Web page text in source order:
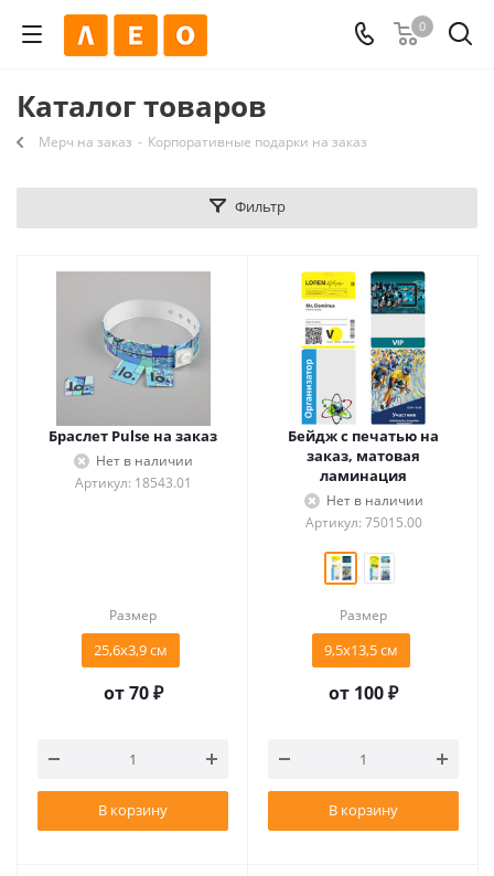
0
Каталог товаров
Мерч на заказ - Корпоративные подарки на заказ
Фильтр
Браслет Pulse на заказ
Нет в наличии
Артикул: 18543.01
Размер
25,6х3,9 см
от70 ₽
В корзину
Бейдж с печатью на
заказ, матовая
ламинация
Нет в наличии
Артикул: 75015.00
Размер
9,5x13,5 см
от 100 ₽
В корзину